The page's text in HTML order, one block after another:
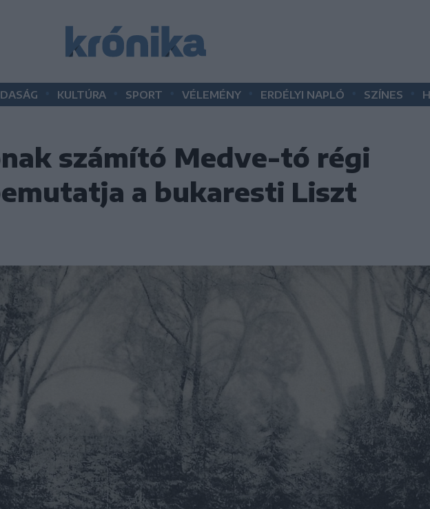
KULTÚRA SPORT VÉLEMÉNY ERDÉLYI NAPLÓ SZÍNES
számító Medve-tó régi
a bukaresti Liszt